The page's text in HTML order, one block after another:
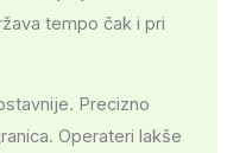
tempo čak i pri
Precizno
Operateri lakše